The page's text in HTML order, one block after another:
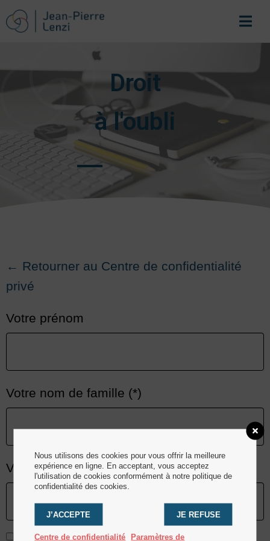
Droit
à l'oubli
← Retourner au Centre de confidentialité
privé
Votre prénom
Votre nom de famille (*)
Votre Email
Nous utilisons des cookies pour vous offrir la meilleure
expérience en ligne. En acceptant, vous acceptez
l'utilisation de cookies conformément à notre politique de
confidentialité des cookies.
J’ACCEPTE JE REFUSE
Centre de confidentialité
Paramètres de